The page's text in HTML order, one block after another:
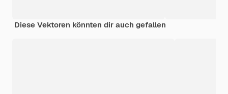
Diese Vektoren könnten dir auch gefallen